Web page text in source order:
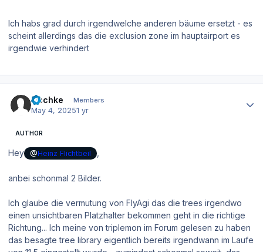
Ich habs grad durch irgendwelche anderen bäume ersetzt - es
scheint allerdings das die exclusion zone im hauptairport es
irgendwie verhindert
zischke Members
May 4, 20251 yr
AUTHOR
Hey @Heinz Flichtbeil
anbei schonmal 2 Bilder.
Ich glaube die vermutung von FlyAgi das die trees irgendwo
einen unsichtbaren Platzhalter bekommen geht in die richtige
Richtung... Ich meine von triplemon im Forum gelesen zu haben
das besagte tree library eigentlich bereits irgendwann im Laufe